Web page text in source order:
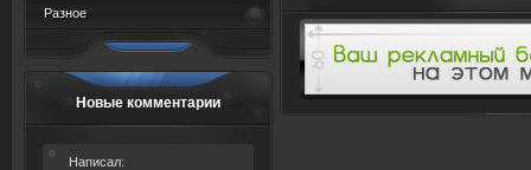
Разное
Новые комментарии
Написал: